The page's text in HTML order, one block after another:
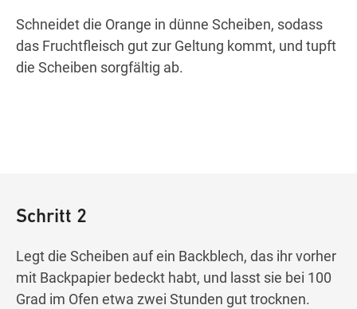
Schneidet die Orange in dünne Scheiben, sodass
das Fruchtfleisch gut zur Geltung kommt, und tupft
die Scheiben sorgfältig ab.
Schritt 2
Legt die Scheiben auf ein Backblech, das ihr vorher
mit Backpapier bedeckt habt, und lasst sie bei 100
Grad im Ofen etwa zwei Stunden gut trocknen.